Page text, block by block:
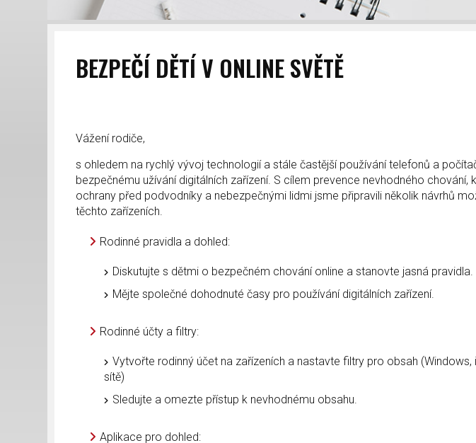
BEZPEČÍ DĚTÍ V ONLINE SVĚTĚ
Vážení rodiče,
s ohledem na rychlý vývoj technologií a stále častější používání telefonů a
bezpečnému užívání digitálních zařízení. S cílem prevence nevhodného chování,
ochrany před podvodníky a nebezpečnými lidmi jsme připravili několik návrhů
těchto zařízeních.
Rodinné pravidla a dohled:
Diskutujte s dětmi o bezpečném chování online a stanovte jasná pravidla.
Mějte společné dohodnuté časy pro používání digitálních zařízení.
Rodinné účty a filtry:
Vytvořte rodinný účet na zařízeních a nastavte filtry pro obsah
sítě)
Sledujte a omezte přístup k nevhodnému obsahu.
Aplikace pro dohled: